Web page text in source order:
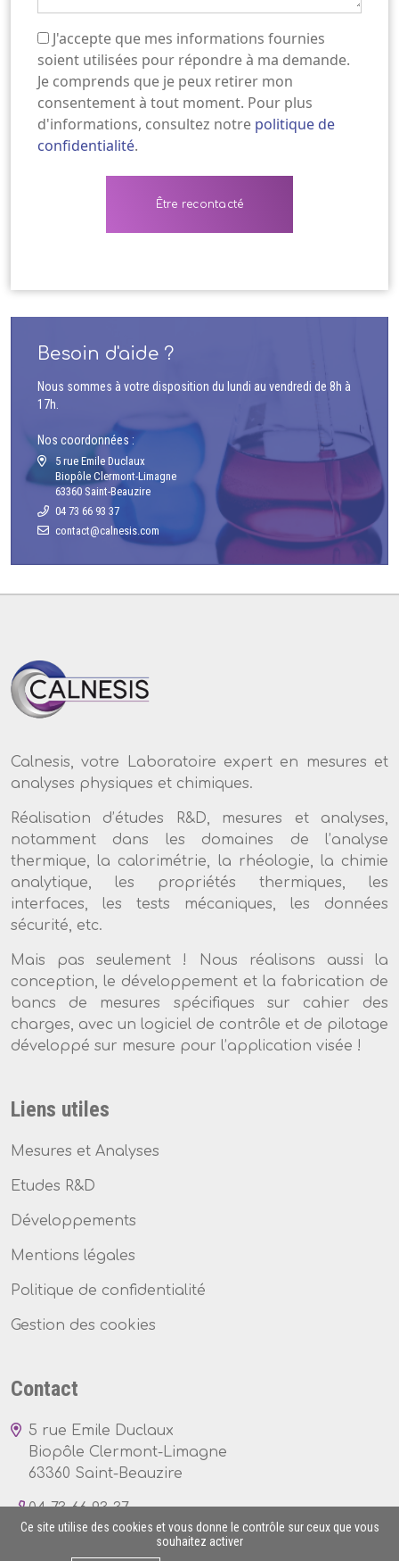
(Nécessaire)
J'accepte que mes informations fournies
soient utilisées pour répondre à ma demande.
Je comprends que je peux retirer mon
consentement à tout moment. Pour plus
d'informations, consultez notre politique de
confidentialité.
Besoin d'aide ?
Nous sommes à votre disposition du lundi au vendredi de 8h à
17h.
Nos coordonnées :
5 rue Emile Duclaux
Biopôle Clermont-Limagne
63360 Saint-Beauzire
04 73 66 93 37
Calnesis, votre Laboratoire expert en mesures et
analyses physiques et chimiques.
Réalisation d’études R&D, mesures et analyses,
notamment dans les domaines de l’analyse
thermique, la calorimétrie, la rhéologie, la chimie
analytique, les propriétés thermiques, les
interfaces, les tests mécaniques, les données
sécurité, etc.
Mais pas seulement ! Nous réalisons aussi la
conception, le développement et la fabrication de
bancs de mesures spécifiques sur cahier des
charges, avec un logiciel de contrôle et de pilotage
développé sur mesure pour l’application visée !
Liens utiles
Mesures et Analyses
Etudes R&D
Développements
Mentions légales
Politique de confidentialité
Gestion des cookies
Contact
5 rue Emile Duclaux
Biopôle Clermont-Limagne
63360 Saint-Beauzire
04 73 66 93 37
Ce site utilise des cookies et vous donne le contrôle sur ceux que vous
souhaitez activer